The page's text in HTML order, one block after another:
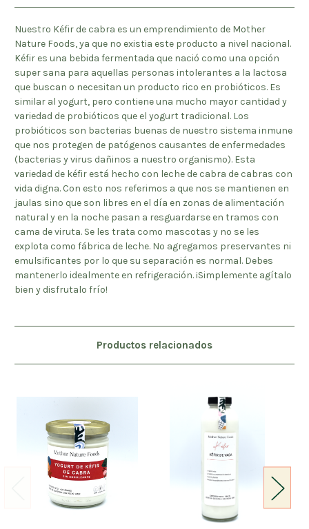
Nuestro Kéfir de cabra es un emprendimiento de Mother
Nature Foods, ya que no existia este producto a nivel nacional.
Kéfir es una bebida fermentada que nació como una opción
super sana para aquellas personas intolerantes a la lactosa
que buscan o necesitan un producto rico en probióticos. Es
similar al yogurt, pero contiene una mucho mayor cantidad y
variedad de probióticos que el yogurt tradicional. Los
probióticos son bacterias buenas de nuestro sistema inmune
que nos protegen de patógenos causantes de enfermedades
(bacterias y virus dañinos a nuestro organismo). Esta
variedad de kéfir está hecho con leche de cabra de cabras con
vida digna. Con esto nos referimos a que nos se mantienen en
jaulas sino que son libres en el día en zonas de alimentación
natural y en la noche pasan a resguardarse en tramos con
cama de viruta. Se les trata como mascotas y no se les
explota como fábrica de leche. No agregamos preservantes ni
emulsificantes por lo que su separación es normal. Debes
mantenerlo idealmente en refrigeración. ¡Simplemente agítalo
bien y disfrutalo frío!
Productos relacionados